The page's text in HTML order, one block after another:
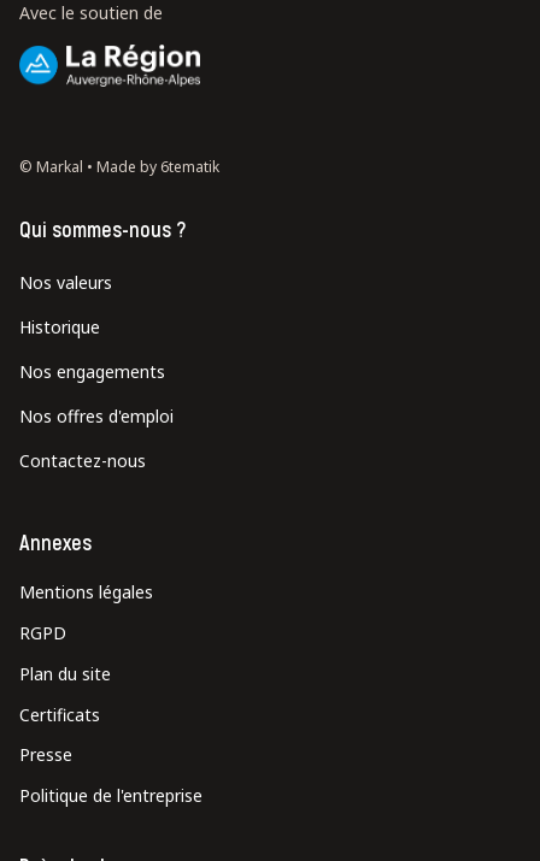
Avec le soutien de
© Markal • Made by 6tematik
Qui sommes-nous ?
Nos valeurs
Historique
Nos engagements
Nos offres d'emploi
Contactez-nous
Annexes
Mentions légales
RGPD
Plan du site
Certificats
Presse
Politique de l'entreprise